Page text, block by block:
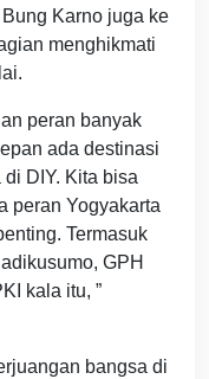
Karno juga ke
menghikmati
peran banyak
ada destinasi
DIY. Kita bisa
peran Yogyakarta
Termasuk
GPH
kala itu, ”
bangsa di